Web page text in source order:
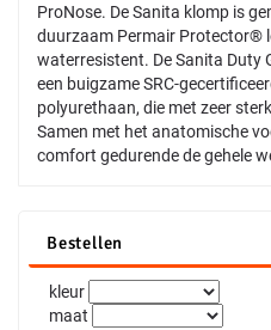
ProNose. De Sanita klomp is
duurzaam Permair Protector®
waterresistent. De Sanita Duty
een buigzame SRC-
polyurethaan, die met zeer
Samen met het anatomische
comfort gedurende de gehele
Bestellen
kleur
maat